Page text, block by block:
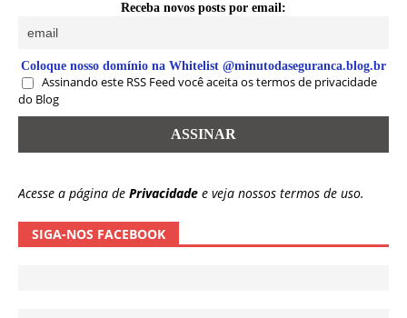
Receba novos posts por email:
Coloque nosso domínio na Whitelist @minutodaseguranca.blog.br
Assinando este RSS Feed você aceita os termos de privacidade
do Blog
Acesse a página de Privacidade e veja nossos termos de uso.
SIGA-NOS FACEBOOK